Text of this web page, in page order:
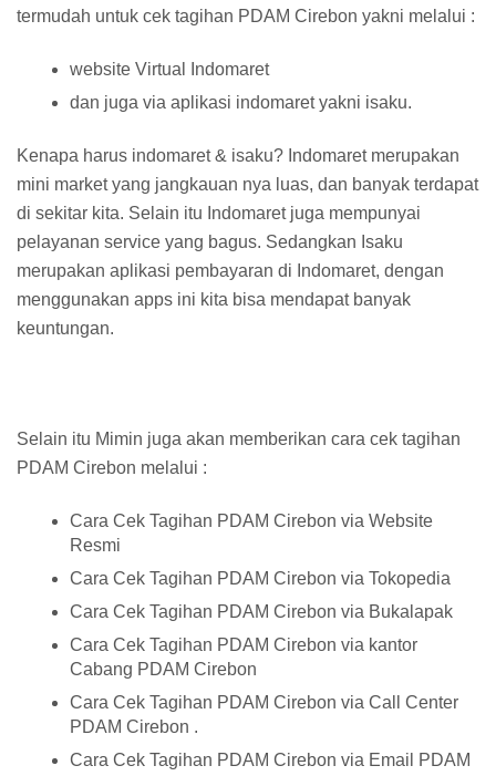
termudah untuk cek tagihan PDAM Cirebon yakni melalui :
website Virtual Indomaret
dan juga via aplikasi indomaret yakni isaku.
Kenapa harus indomaret & isaku? Indomaret merupakan
mini market yang jangkauan nya luas, dan banyak terdapat
di sekitar kita. Selain itu Indomaret juga mempunyai
pelayanan service yang bagus. Sedangkan Isaku
merupakan aplikasi pembayaran di Indomaret, dengan
menggunakan apps ini kita bisa mendapat banyak
keuntungan.
Selain itu Mimin juga akan memberikan cara cek tagihan
PDAM Cirebon melalui :
Cara Cek Tagihan PDAM Cirebon via Website
Resmi
Cara Cek Tagihan PDAM Cirebon via Tokopedia
Cara Cek Tagihan PDAM Cirebon via Bukalapak
Cara Cek Tagihan PDAM Cirebon via kantor
Cabang PDAM Cirebon
Cara Cek Tagihan PDAM Cirebon via Call Center
PDAM Cirebon .
Cara Cek Tagihan PDAM Cirebon via Email PDAM